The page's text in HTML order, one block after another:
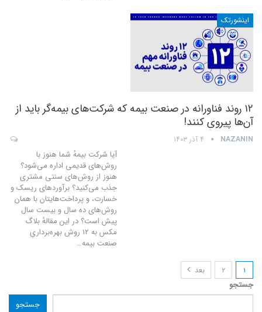
اینشورتک
۱۲ روند فناورانه در صنعت بیمه که شرکت‌های بیمه‌گر باید از
آن‌ها پیروی کنند!
NAZANIN ۴ آذر ۱۴۰۳
آیا شرکت بیمهٔ شما هنوز با
روش‌های قدیمی اداره می‌شود؟
هنوز از روش‌های سنتی مشتری
جذب می‌کنید؟ برآوردهای ریسک و
خسارت، و پرداخت‌هایتان با همان
روش‌های ده سال و بیست سال
پیش است؟ در این مقالهٔ بلاگ
مکس به ۱۲ روش بهره‌برداریِ
صنعت بیمه…
۱ ۲ بعد
جستجو
جستجو